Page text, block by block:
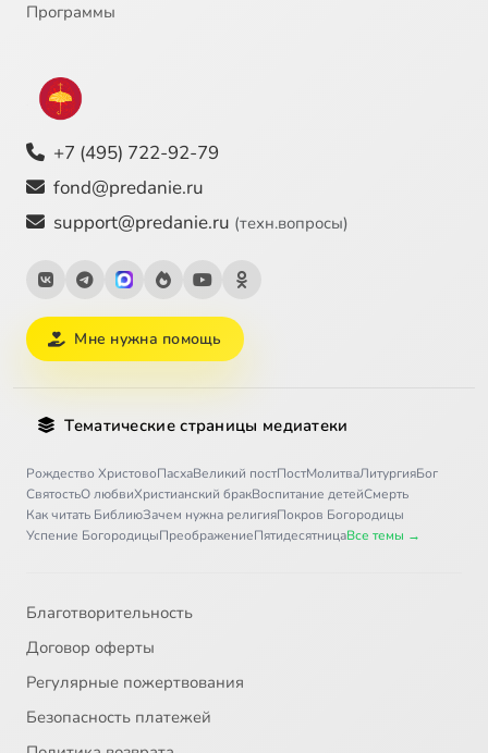
Программы
+7 (495) 722-92-79
fond@predanie.ru
support@predanie.ru (техн.вопросы)
Мне нужна помощь
Тематические страницы медиатеки
Рождество ХристовоПасхаВеликий постПостМолитваЛитургияБог
СвятостьО любвиХристианский бракВоспитание детейСмерть
Как читать БиблиюЗачем нужна религияПокров Богородицы
Успение БогородицыПреображениеПятидесятницаВсе темы →
Благотворительность
Договор оферты
Регулярные пожертвования
Безопасность платежей